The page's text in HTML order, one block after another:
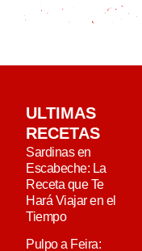
ULTIMAS
RECETAS
Sardinas en
Escabeche: La
Receta que Te
Hará Viajar en el
Tiempo
Pulpo a Feira: